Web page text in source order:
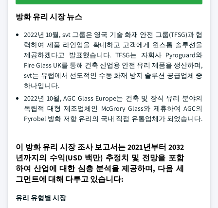
방화 유리 시장 뉴스
2022년 10월, svt 그룹은 영국 기술 화재 안전 그룹(TFSG)과 협
력하여 제품 라인업을 확대하고 고객에게 원스톱 솔루션을
제공하겠다고 발표했습니다. TFSG는 자회사 Pyroguard와
Fire Glass UK를 통해 건축 산업용 안전 유리 제품을 생산하며,
svt는 유럽에서 선도적인 수동 화재 방지 솔루션 공급업체 중
하나입니다.
2022년 10월, AGC Glass Europe는 건축 및 장식 유리 분야의
독립적 대형 제조업체인 McGrory Glass와 제휴하여 AGC의
Pyrobel 방화 저항 유리의 국내 직접 유통업체가 되었습니다.
이 방화 유리 시장 조사 보고서는 2021년부터 2032
년까지의 수익(USD 백만) 추정치 및 전망을 포함
하여 산업에 대한 심층 분석을 제공하며, 다음 세
그먼트에 대해 다루고 있습니다:
유리 유형별 시장